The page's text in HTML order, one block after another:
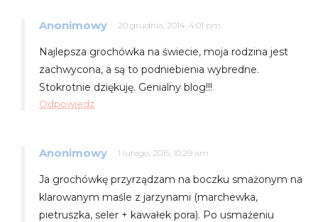
Anonimowy 20 grudnia, 2014, 4:01 pm
Najlepsza grochówka na świecie, moja rodzina jest
zachwycona, a są to podniebienia wybredne.
Stokrotnie dziękuję. Genialny blog!!!
Odpowiedz
Anonimowy 1 lutego, 2015, 10:29 am
Ja grochówkę przyrządzam na boczku smażonym na
klarowanym maśle z jarzynami (marchewka,
pietruszka, seler + kawałek pora). Po usmażeniu